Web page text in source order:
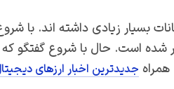
دیجیتال در سال 2022 نوسانات بسیار
شده است. حال با شروع گفتگو
جدیدترین اخبار ارزهای